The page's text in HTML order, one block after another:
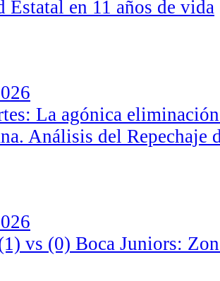
Estatal en 11 años de vida
La agónica
Análisis del Repechaje
vs (0) Boca Juniors: